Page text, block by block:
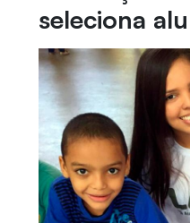
seleciona